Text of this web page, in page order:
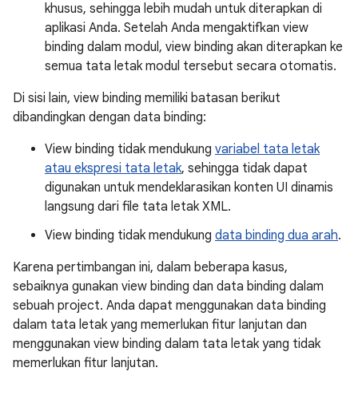
khusus, sehingga lebih mudah untuk diterapkan di
aplikasi Anda. Setelah Anda mengaktifkan view
binding dalam modul, view binding akan diterapkan ke
semua tata letak modul tersebut secara otomatis.
Di sisi lain, view binding memiliki batasan berikut
dibandingkan dengan data binding:
View binding tidak mendukung variabel tata letak
atau ekspresi tata letak, sehingga tidak dapat
digunakan untuk mendeklarasikan konten UI dinamis
langsung dari file tata letak XML.
View binding tidak mendukung data binding dua arah.
Karena pertimbangan ini, dalam beberapa kasus,
sebaiknya gunakan view binding dan data binding dalam
sebuah project. Anda dapat menggunakan data binding
dalam tata letak yang memerlukan fitur lanjutan dan
menggunakan view binding dalam tata letak yang tidak
memerlukan fitur lanjutan.